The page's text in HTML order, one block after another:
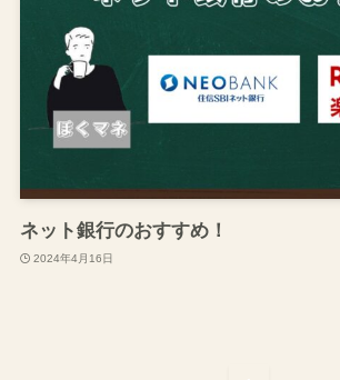
ネット銀行のおすすめ！
2024年4月16日